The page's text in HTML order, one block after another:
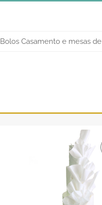
Bolos Casamento e mesas